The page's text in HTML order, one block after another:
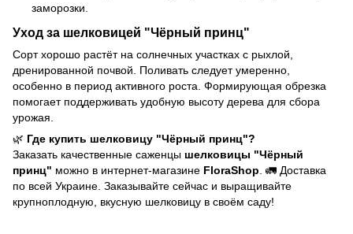
заморозки.
Уход за шелковицей "Чёрный принц"
Сорт хорошо растёт на солнечных участках с рыхлой,
дренированной почвой. Поливать следует умеренно,
особенно в период активного роста. Формирующая обрезка
помогает поддерживать удобную высоту дерева для сбора
урожая.
🌿 Где купить шелковицу "Чёрный принц"?
Заказать качественные саженцы шелковицы "Чёрный
принц" можно в интернет-магазине FloraShop . 🚛 Доставка
по всей Украине. Заказывайте сейчас и выращивайте
крупноплодную, вкусную шелковицу в своём саду!